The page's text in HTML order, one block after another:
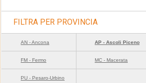
FILTRA PER PROVINCIA
AN - Ancona AP - Ascoli Piceno
FM - Fermo MC - Macerata
PU - Pesaro-Urbino